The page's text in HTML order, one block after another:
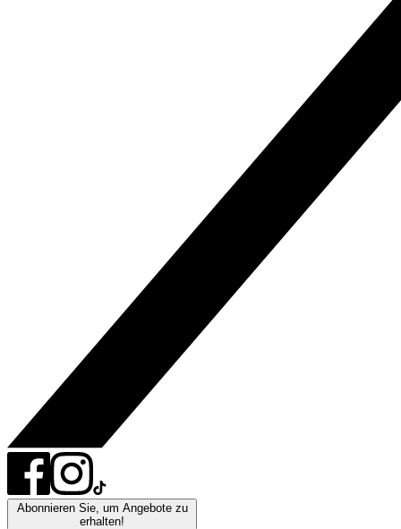
Abonnieren Sie, um Angebote zu
erhalten!